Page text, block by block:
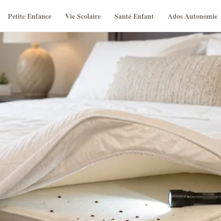
Petite Enfance Vie Scolaire Santé Enfant Ados Autonomie